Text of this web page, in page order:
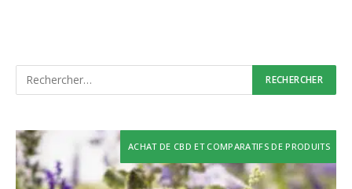
ACHAT DE CBD ET COMPARATIFS DE PRODUITS